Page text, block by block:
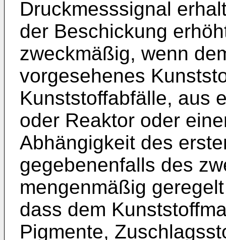
Druckmesssignal
der Beschickung
zweckmäßig, wenn
vorgesehenes
Kunststoffabfälle, aus
oder Reaktor oder
Abhängigkeit des
gegebenenfalls des
mengenmäßig
dass dem
Pigmente,